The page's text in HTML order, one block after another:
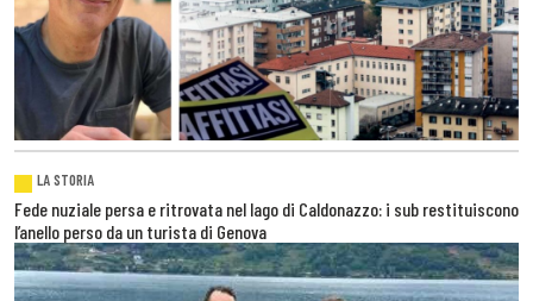
LA STORIA
Fede nuziale persa e ritrovata nel lago di Caldonazzo: i sub restituiscono
l’anello perso da un turista di Genova